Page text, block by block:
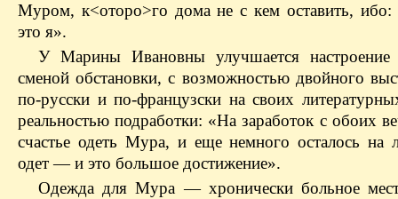
Муром, к<оторо>го дома не с кем оставить,
это я».
У Марины Ивановны улучшается
сменой обстановки, с возможностью двойного
по-русски и по-французски на своих
реальностью подработки: «На заработок с обоих
счастье одеть Мура, и еще немного осталось на
одет — и это большое достижение».
Одежда для Мура — хронически больное